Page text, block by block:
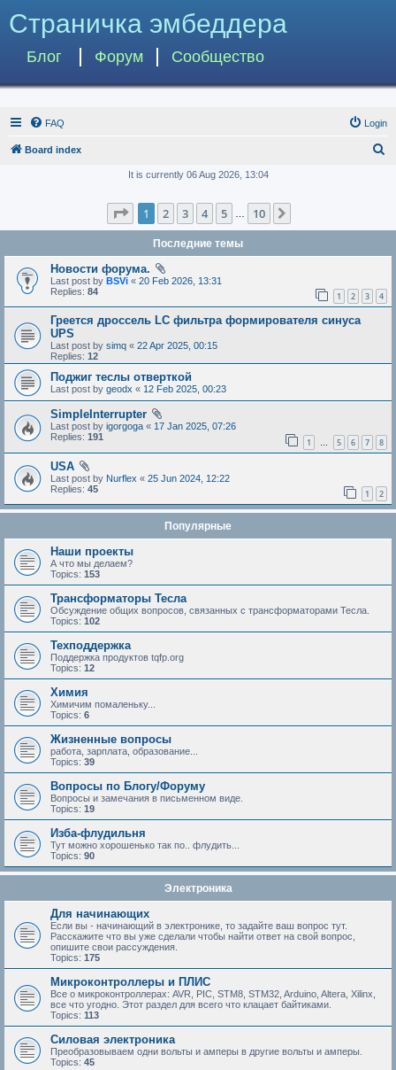
Страничка эмбеддера
Блог Форум Сообщество
FAQ Login
Board index
c
h
It is currently 06 Aug 2026, 13:04
Page 1of 10
1 2 3 4 5 10
Последние темы
Новости форума.
Last post by BSVi « 20 Feb 2026, 13:31
Replies: 84 1 2 3 4
Греется дроссель LC фильтра формирователя синуса
UPS
Last post by simq « 22 Apr 2025, 00:15
Replies: 12
Поджиг теслы отверткой
Last post by geodx « 12 Feb 2025, 00:23
SimpleInterrupter
Last post by igorgoga « 17 Jan 2025, 07:26
Replies: 191 1 … 5 6 7 8
USA
Last post by Nurflex « 25 Jun 2024, 12:22
Replies: 45 1 2
Популярные
Наши проекты
А что мы делаем?
Topics: 153
Трансформаторы Тесла
Обсуждение общих вопросов, связанных с трансформаторами Тесла.
Topics: 102
Техподдержка
Поддержка продуктов tqfp.org
Topics: 12
Химия
Химичим помаленьку...
Topics: 6
Жизненные вопросы
работа, зарплата, образование...
Topics: 39
Вопросы по Блогу/Форуму
Вопросы и замечания в письменном виде.
Topics: 19
Изба-флудильня
Тут можно хорошенько так по.. флудить...
Topics: 90
Электроника
Для начинающих
Если вы - начинающий в электронике, то задайте ваш вопрос тут.
Расскажите что вы уже сделали чтобы найти ответ на свой вопрос,
опишите свои рассуждения.
Topics: 175
Микроконтроллеры и ПЛИС
Все о микроконтроллерах: AVR, PIC, STM8, STM32, Arduino, Altera, Xilinx,
все что угодно. Этот раздел для всего что клацает байтиками.
Topics: 113
Силовая электроника
Преобразовываем одни вольты и амперы в другие вольты и амперы.
Topics: 45